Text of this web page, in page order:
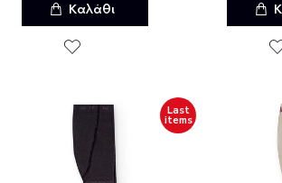
Καλάθι
Last
items